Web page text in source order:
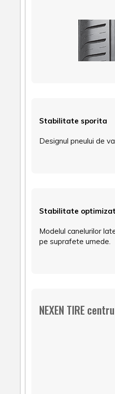
Stabilitate sporita
Designul pneului de
Stabilitate
Modelul canelurilor
pe suprafete umede.
NEXEN TIRE